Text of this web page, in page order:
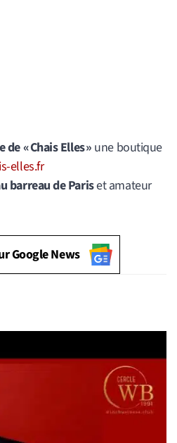
« Chais Elles » une boutique
elles.fr
barreau de Pariset amateur
Google News